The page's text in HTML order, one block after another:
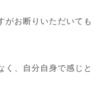
がお断りいただいても
く、自分自身で感じと